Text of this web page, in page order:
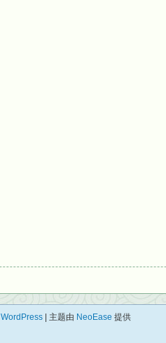
WordPress | 主题由 NeoEase 提供